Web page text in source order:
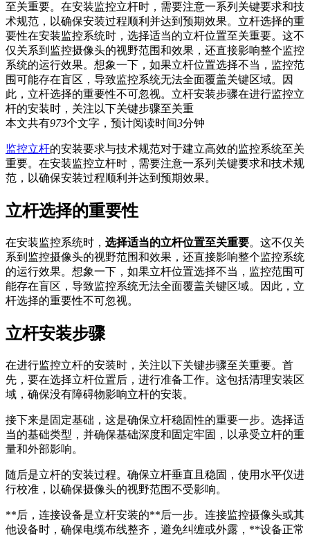
至关重要。在安装监控立杆时，需要注意一系列关键要求和技
术规范，以确保安装过程顺利并达到预期效果。立杆选择的重
要性在安装监控系统时，选择适当的立杆位置至关重要。这不
仅关系到监控摄像头的视野范围和效果，还直接影响整个监控
系统的运行效果。想象一下，如果立杆位置选择不当，监控范
围可能存在盲区，导致监控系统无法全面覆盖关键区域。因
此，立杆选择的重要性不可忽视。立杆安装步骤在进行监控立
杆的安装时，关注以下关键步骤至关重
本文共有973个文字，预计阅读时间3分钟
监控立杆的安装要求与技术规范对于建立高效的监控系统至关
重要。在安装监控立杆时，需要注意一系列关键要求和技术规
范，以确保安装过程顺利并达到预期效果。
立杆选择的重要性
在安装监控系统时， 选择适当的立杆位置至关重要。这不仅关
系到监控摄像头的视野范围和效果，还直接影响整个监控系统
的运行效果。想象一下，如果立杆位置选择不当，监控范围可
能存在盲区，导致监控系统无法全面覆盖关键区域。因此，立
杆选择的重要性不可忽视。
立杆安装步骤
在进行监控立杆的安装时，关注以下关键步骤至关重要。首
先，要在选择立杆位置后，进行准备工作。这包括清理安装区
域，确保没有障碍物影响立杆的安装。
接下来是固定基础，这是确保立杆稳固性的重要一步。选择适
当的基础类型，并确保基础深度和固定牢固，以承受立杆的重
量和外部影响。
随后是立杆的安装过程。确保立杆垂直且稳固，使用水平仪进
行校准，以确保摄像头的视野范围不受影响。
**后，连接设备是立杆安装的**后一步。连接监控摄像头或其
他设备时，确保电缆布线整齐，避免纠缠或外露，**设备正常